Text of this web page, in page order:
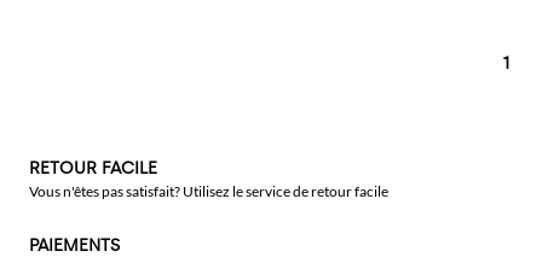
1
RETOUR FACILE
Vous n'êtes pas satisfait? Utilisez le service de retour facile
PAIEMENTS